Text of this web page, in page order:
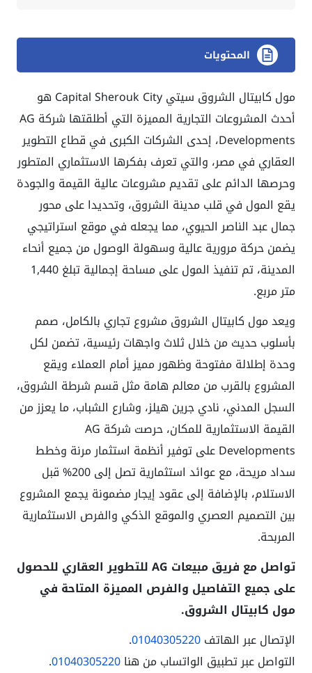
المحتويات
مول كابيتال الشروق سيتي Capital Sherouk City هو
أحدث المشروعات التجارية المميزة التي أطلقتها شركة AG
Developments، إحدى الشركات الكبرى في قطاع التطوير
العقاري في مصر، والتي تعرف بفكرها الاستثماري المتطور
وحرصها الدائم على تقديم مشروعات عالية القيمة والجودة
يقع المول في قلب مدينة الشروق، وتحديدا على محور
جمال عبد الناصر الحيوي، مما يجعله في موقع استراتيجي
يضمن حركة مرورية عالية وسهولة الوصول من جميع أنحاء
المدينة، تم تنفيذ المول على مساحة إجمالية تبلغ 1,440
متر مربع.
ويعد مول كابيتال الشروق مشروع تجاري بالكامل، صمم
بأسلوب حديث من خلال ثلاث واجهات رئيسية، تضمن لكل
وحدة إطلالة مفتوحة وظهور مميز أمام العملاء ويقع
المشروع بالقرب من معالم هامة مثل قسم شرطة الشروق،
السجل المدني، نادي جرين هيلز، وشارع الشباب، ما يعزز من
القيمة الاستثمارية للمكان، حرصت شركة AG
Developments على توفير أنظمة استثمار مرنة وخطط
سداد مريحة، مع عوائد استثمارية تصل إلى 200% قبل
الاستلام، بالإضافة إلى عقود إيجار مضمونة يجمع المشروع
بين التصميم العصري والموقع الذكي والفرص الاستثمارية
المربحة.
تواصل مع فريق مبيعات AG للتطوير العقاري للحصول
على جميع التفاصيل والفرص المميزة المتاحة في
مول كابيتال الشروق.
الإتصال عبر الهاتف01040305220
.
التواصل عبر تطبيق الواتساب من هنا01040305220
.